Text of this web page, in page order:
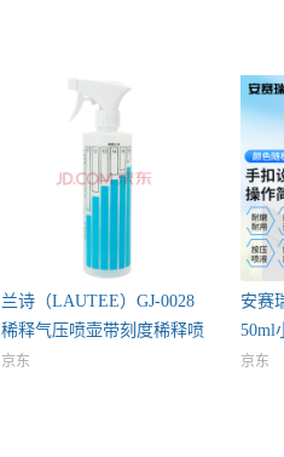
兰诗（LAUTEE）GJ-0028
稀释气压喷壶带刻度稀释喷
壶
京东
安赛
50ml
京东